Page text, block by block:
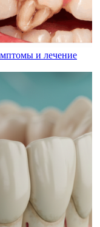
и лечение